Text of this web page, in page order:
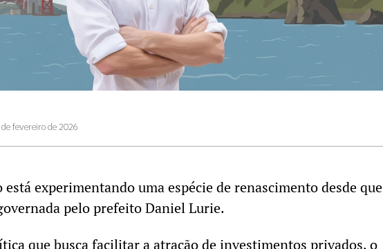
de fevereiro de 2026
está experimentando uma espécie de renascimento desde que
pelo prefeito Daniel Lurie.
que busca facilitar a atração de investimentos privados, o